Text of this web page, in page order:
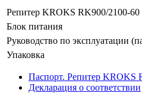
Репитер KROKS RK900/2100-60
Блок питания
Руководство по эксплуатации
Упаковка
Паспорт. Репитер KROKS
Декларация о соответствии